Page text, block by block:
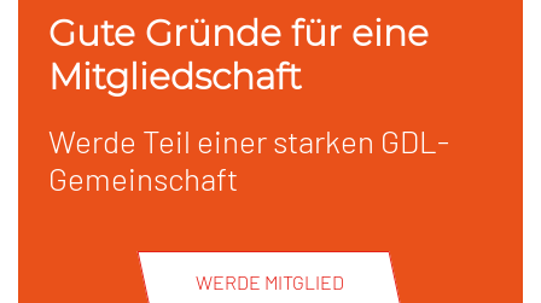
Gute Gründe für eine
Mitgliedschaft
Werde Teil einer starken GDL-
Gemeinschaft
WERDE MITGLIED